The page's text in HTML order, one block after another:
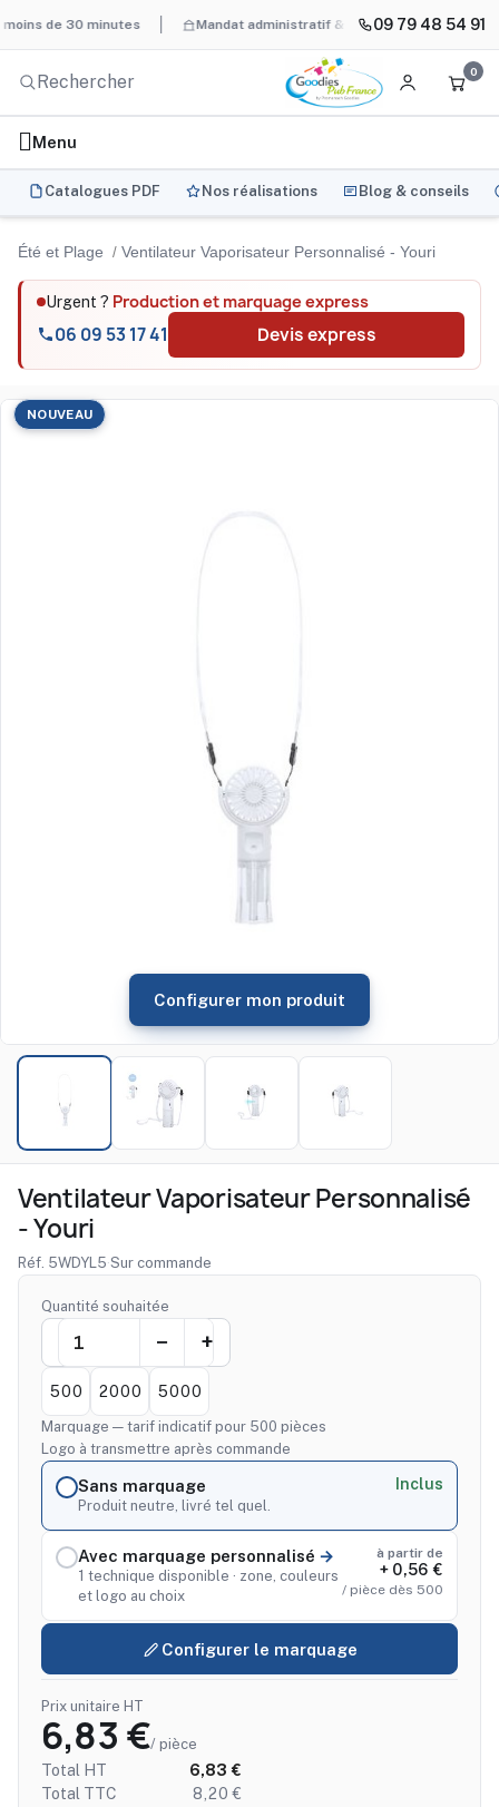
30 minutes Mandat administratif & Chorus Pro BAT
09 79 48 54 91
0
Menu
Catalogues PDF Nos réalisations Blog & conseils
Été et Plage Ventilateur Vaporisateur Personnalisé - Youri
Urgent ? Production et marquage express
06 09 53 17 41 Devis express
NOUVEAU
Configurer mon produit
Ventilateur Vaporisateur Personnalisé
- Youri
Réf. 5WDYL5·Sur commande
Quantité souhaitée
500 2000 5000
Marquage — tarif indicatif pour 500 pièces
Logo à transmettre après commande
Sans marquage
Produit neutre, livré tel quel.
Inclus
Avec marquage personnalisé
1 technique disponible · zone, couleurs
et logo au choix
à partir de
+ 0,56 €
/ pièce dès 500
Configurer le marquage
Prix unitaire HT
6,83 €/ pièce
Total HT
6,83 €
Total TTC
8,20 €